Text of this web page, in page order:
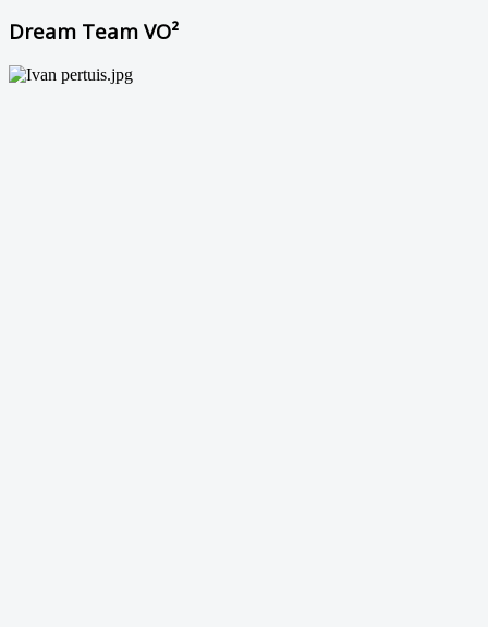
Dream Team VO²